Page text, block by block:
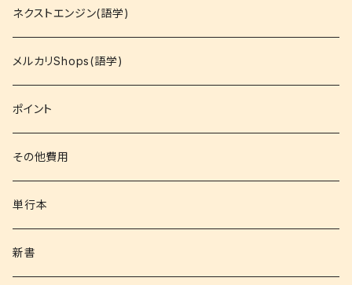
資格
コミック
文庫
その他書籍
書籍以外
ネクストエンジン(語学)
メルカリShops(語学)
ポイント
その他費用
単行本
新書